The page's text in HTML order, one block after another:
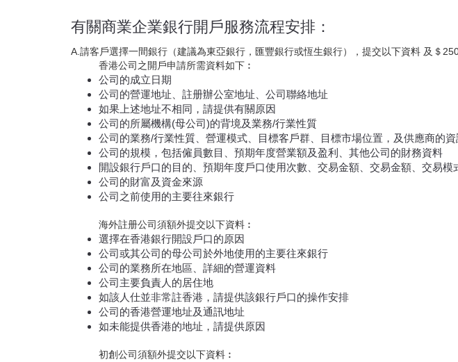
有關商業企業銀行開戶服務流程安排：
A.請客戶選擇一間銀行（建議為東亞銀行，匯豐銀行或恆生銀行），提交以下資料 及＄
香港公司之開戶申請所需資料如下︰
公司的成立日期
公司的營運地址、註册辦公室地址、公司聯絡地址
如果上述地址不相同，請提供有關原因
公司的所屬機構(母公司)的背境及業務/行業性質
公司的業務/行業性質、營運模式、目標客戶群、目標市場位置，及供應商的資
公司的規模，包括僱員數目、預期年度營業額及盈利、其他公司的財務資料
開設銀行戶口的目的、預期年度戶口使用次數、交易金額、交易金額、交易模
公司的財富及資金來源
公司之前使用的主要往來銀行
海外註册公司須額外提交以下資料︰
選擇在香港銀行開設戶口的原因
公司或其公司的母公司於外地使用的主要往來銀行
公司的業務所在地區、詳細的營運資料
公司主要負責人的居住地
如該人仕並非常註香港，請提供該銀行戶口的操作安排
公司的香港營運地址及通訊地址
如未能提供香港的地址，請提供原因
初創公司須額外提交以下資料︰